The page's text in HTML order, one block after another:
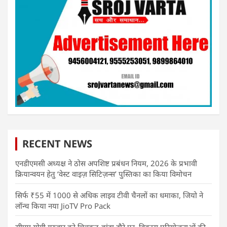
RECENT NEWS
एनडीएमसी अध्यक्ष ने ठोस अपशिष्ट प्रबंधन नियम, 2026 के प्रभावी
क्रियान्वयन हेतु ‘वेस्ट वाइज़ सिटिज़न्स’ पुस्तिका का किया विमोचन
सिर्फ ₹55 में 1000 से अधिक लाइव टीवी चैनलों का धमाका, जियो ने
लॉन्च किया नया JioTV Pro Pack